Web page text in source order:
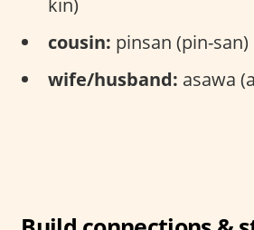
kin)
cousin: pinsan (pin-san)
wife/husband: asawa